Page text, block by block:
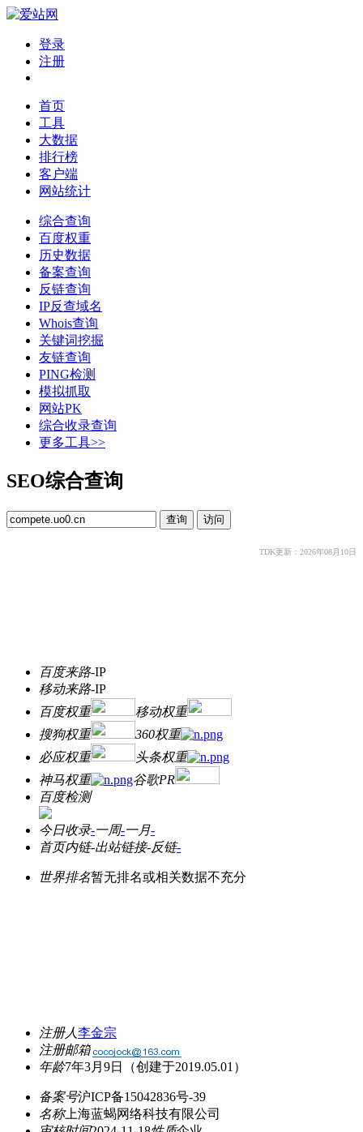
登录
注册
首页
工具
大数据
排行榜
客户端
网站统计
综合查询
百度权重
历史数据
备案查询
反链查询
IP反查域名
Whois查询
关键词挖掘
友链查询
PING检测
模拟抓取
网站PK
综合收录查询
更多工具>>
SEO综合查询
TDK更新：2026年08月10日
百度来路-IP
移动来路-IP
百度权重
移动权重
搜狗权重
360权重
必应权重
头条权重
神马权重
谷歌PR
百度检测
今日收录-一周-一月-
首页内链-出站链接-反链-
世界排名暂无排名或相关数据不充分
注册人李金宗
注册邮箱
年龄7年3月9日 （创建于2019.05.01）
备案号沪ICP备15042836号-39
名称上海蓝蝎网络科技有限公司